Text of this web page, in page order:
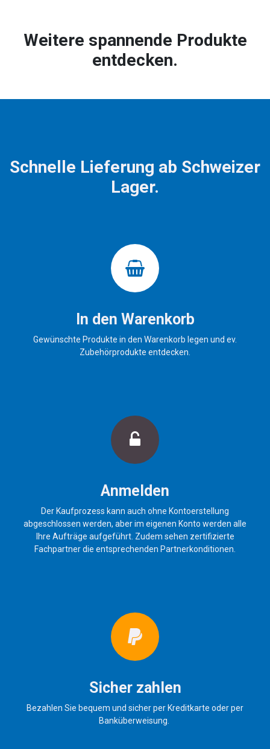
Weitere spannende Produkte
entdecken.
Schnelle Lieferung ab Schweizer
Lager.
In den Warenkorb
Gewünschte Produkte in den Warenkorb legen und ev.
Zubehörprodukte entdecken.
Anmelden
Der Kaufprozess kann auch ohne Kontoerstellung
abgeschlossen werden, aber im eigenen Konto werden alle
Ihre Aufträge aufgeführt. Zudem sehen zertifizierte
Fachpartner die entsprechenden Partnerkonditionen.
Sicher zahlen
Bezahlen Sie bequem und sicher per Kreditkarte oder per
Banküberweisung.